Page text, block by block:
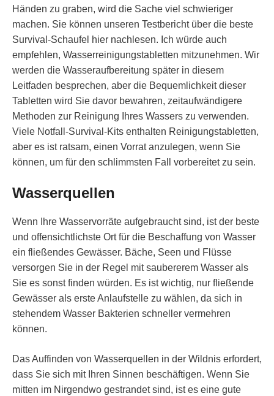
Händen zu graben, wird die Sache viel schwieriger
machen. Sie können unseren Testbericht über die beste
Survival-Schaufel hier nachlesen. Ich würde auch
empfehlen, Wasserreinigungstabletten mitzunehmen. Wir
werden die Wasseraufbereitung später in diesem
Leitfaden besprechen, aber die Bequemlichkeit dieser
Tabletten wird Sie davor bewahren, zeitaufwändigere
Methoden zur Reinigung Ihres Wassers zu verwenden.
Viele Notfall-Survival-Kits enthalten Reinigungstabletten,
aber es ist ratsam, einen Vorrat anzulegen, wenn Sie
können, um für den schlimmsten Fall vorbereitet zu sein.
Wasserquellen
Wenn Ihre Wasservorräte aufgebraucht sind, ist der beste
und offensichtlichste Ort für die Beschaffung von Wasser
ein fließendes Gewässer. Bäche, Seen und Flüsse
versorgen Sie in der Regel mit saubererem Wasser als
Sie es sonst finden würden. Es ist wichtig, nur fließende
Gewässer als erste Anlaufstelle zu wählen, da sich in
stehendem Wasser Bakterien schneller vermehren
können.
Das Auffinden von Wasserquellen in der Wildnis erfordert,
dass Sie sich mit Ihren Sinnen beschäftigen. Wenn Sie
mitten im Nirgendwo gestrandet sind, ist es eine gute